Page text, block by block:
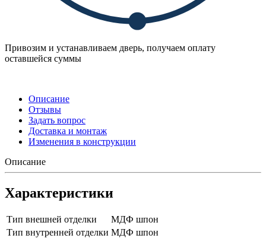
Привозим и устанавливаем дверь, получаем оплату
оставшейся суммы
Описание
Отзывы
Задать вопрос
Доставка и монтаж
Изменения в конструкции
Описание
Характеристики
Тип внешней отделки
МДФ шпон
Тип внутренней отделки МДФ шпон